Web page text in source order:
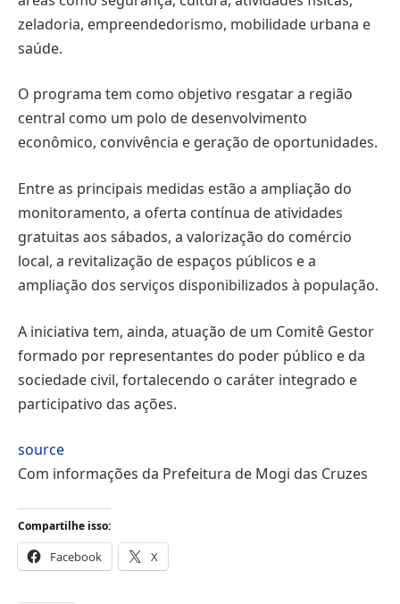
zeladoria, empreendedorismo, mobilidade urbana e
saúde.
O programa tem como objetivo resgatar a região
central como um polo de desenvolvimento
econômico, convivência e geração de oportunidades.
Entre as principais medidas estão a ampliação do
monitoramento, a oferta contínua de atividades
gratuitas aos sábados, a valorização do comércio
local, a revitalização de espaços públicos e a
ampliação dos serviços disponibilizados à população.
A iniciativa tem, ainda, atuação de um Comitê Gestor
formado por representantes do poder público e da
sociedade civil, fortalecendo o caráter integrado e
participativo das ações.
source
Com informações da Prefeitura de Mogi das Cruzes
Compartilhe isso:
Facebook X